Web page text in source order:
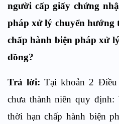
người cấp giấy chứng
pháp xử lý chuyển hướng
chấp hành biện pháp xử
đồng?
Trả lời:Tại khoản 2
chưa thành niên quy định:
thời hạn chấp hành biện